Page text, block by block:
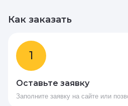
Как заказать
1
Оставьте заявку
Заполните заявку на сайте или